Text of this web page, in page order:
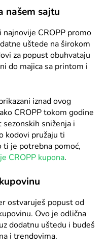
našem sajtu
najnovije CROPP promo
uštede na širokom
za popust obuhvataju
do majica sa printom i
iznad ovog
CROPP tokom godine
sniženja i
kodovi pružaju ti
ti je potrebna pomoć,
CROPP kupona.
ostvaruješ popust od
Ovo je odlična
dodatnu uštedu i budeš
i trendovima.